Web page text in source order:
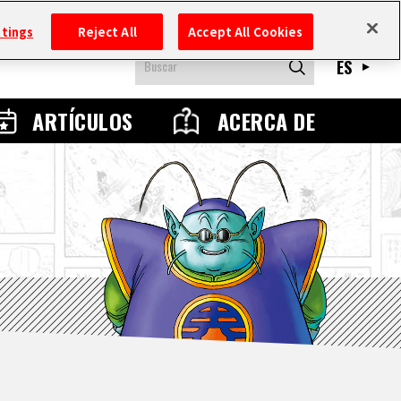
ARTÍCULOS ACERCA DE
ES
Reject All Accept All Cookies